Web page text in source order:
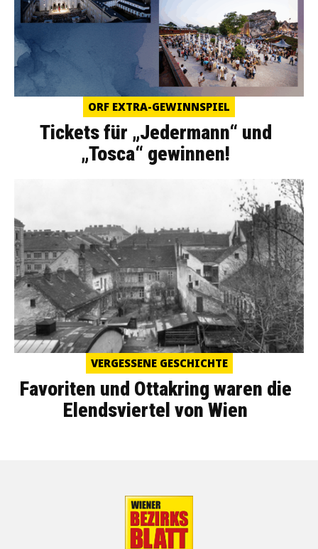
ORF EXTRA-GEWINNSPIEL
Tickets für „Jedermann“ und
„Tosca“ gewinnen!
VERGESSENE GESCHICHTE
Favoriten und Ottakring waren die
Elendsviertel von Wien